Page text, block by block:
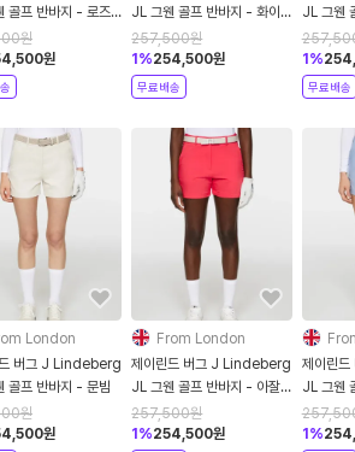
골프 반바지 - 로즈
원
원
JL 그웬 골프 반바지 - 화이
트
257,500원
1 %254,500원
무료배송
JL 그웬
라이즈
1 %
무료배송
London
버그 J Lindeberg
골프 반바지 - 문빔
원
원
From London
제이린드 버그 J Lindeberg
JL 그웬 골프 반바지 - 아잘
레아
257,500원
1 %254,500원
제이린
JL 그웬
워시드
1 %